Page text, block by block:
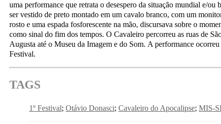
uma performance que retrata o desespero da situação mundial e/ou
ser vestido de preto montado em um cavalo branco, com um
rosto e uma espada fosforescente na mão, discursava sobre o
como sinal do fim dos tempos. O Cavaleiro percorreu as ruas de
Augusta até o Museu da Imagem e do Som. A performance
Festival.
TAGS
1º Festival Otávio Donasci Cavaleiro do Apocalipse MIS-